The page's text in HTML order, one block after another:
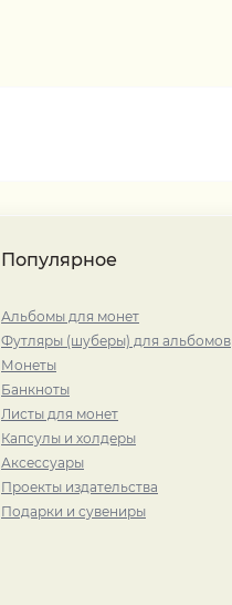
Популярное
Альбомы для монет
Футляры (шуберы) для альбомов
Монеты
Банкноты
Листы для монет
Капсулы и холдеры
Аксессуары
Проекты издательства
Подарки и сувениры